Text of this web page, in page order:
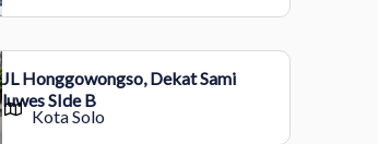
JL Honggowongso, Dekat Sami
luwes SIde B
Kota Solo